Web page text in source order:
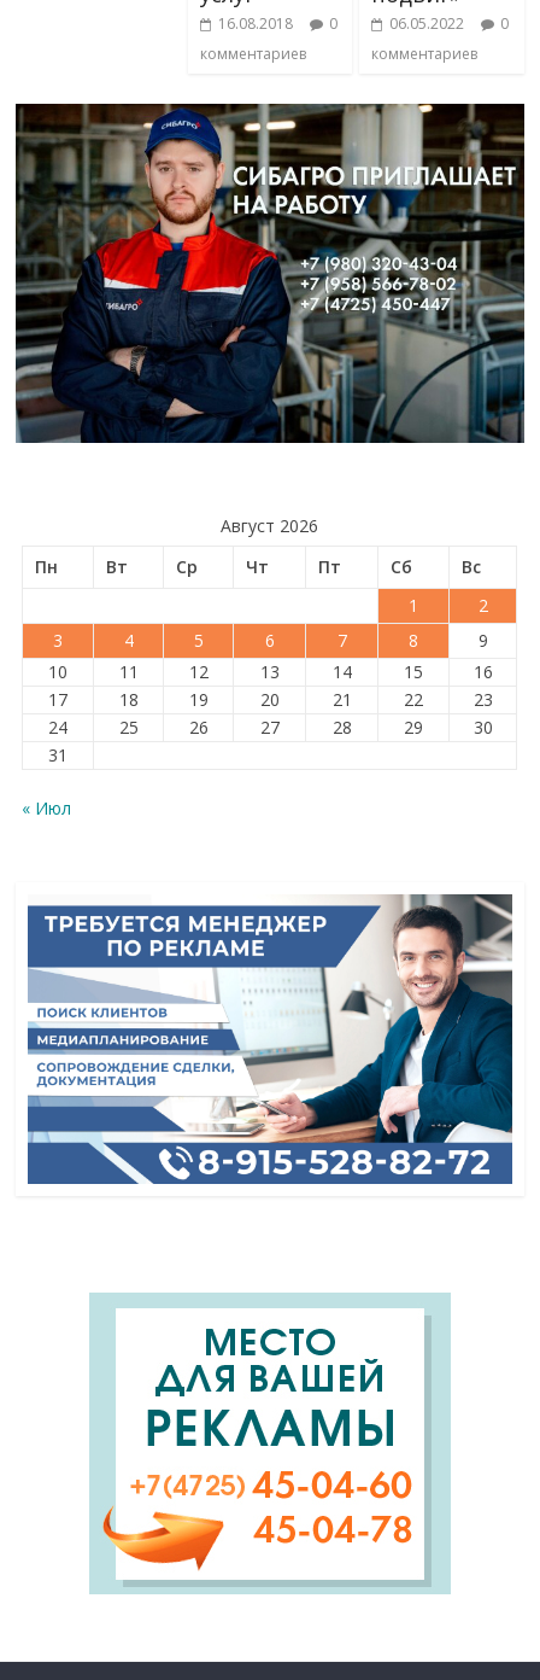
16.08.2018
0
комментариев
06.05.2022
0
комментариев
Август 2026
Пн
Вт Ср Чт Пт Сб
Вс
1
2
3
4 5 6 7 8
9
10
11 12 13 14 15
16
17
18 19 20 21 22
23
24
25 26 27 28 29
30
31
« Июл